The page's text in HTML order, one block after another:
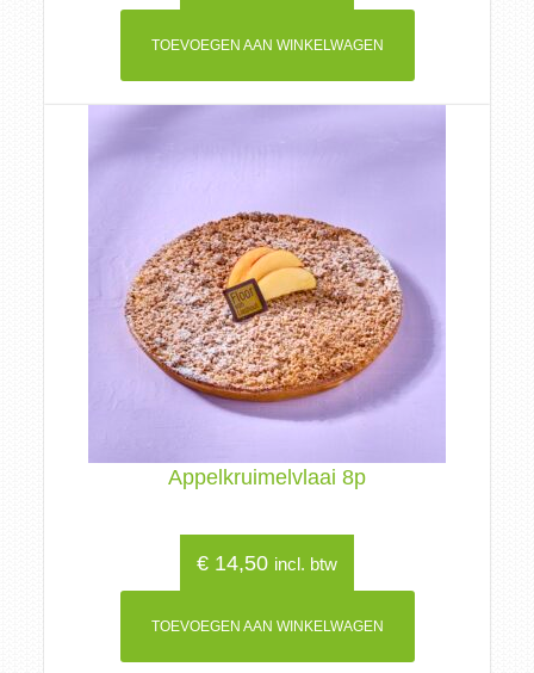
TOEVOEGEN AAN WINKELWAGEN
Appelkruimelvlaai 8p
€ 14,50 incl. btw
TOEVOEGEN AAN WINKELWAGEN